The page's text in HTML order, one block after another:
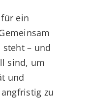
ein
– und
sind, um
und
zu